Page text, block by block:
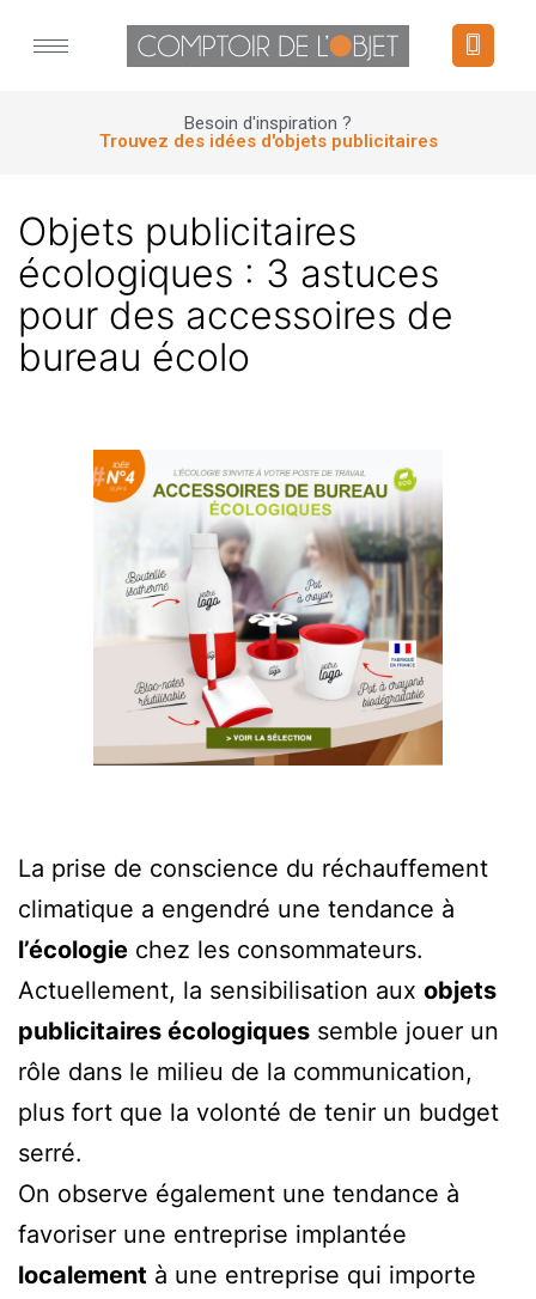
Besoin d'inspiration ?
Trouvez des idées d'objets publicitaires
Objets publicitaires
écologiques : 3 astuces
pour des accessoires de
bureau écolo
La prise de conscience du réchauffement
climatique a engendré une tendance à
l’écologie chez les consommateurs.
Actuellement, la sensibilisation aux objets
publicitaires écologiques semble jouer un
rôle dans le milieu de la communication,
plus fort que la volonté de tenir un budget
serré.
On observe également une tendance à
favoriser une entreprise implantée
localement à une entreprise qui importe
Panneau de gestion des cookies